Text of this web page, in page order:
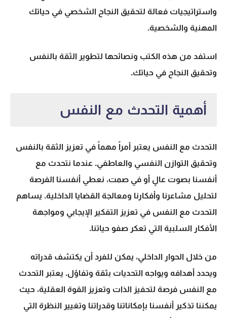
واستراتيجيات فعالة لتحقيق النجاح الشخصي في حياتك
المهنية والشخصية.
استفد من هذه الكتب ونصائحها لتطوير الثقة بالنفس
وتحقيق النجاح في حياتك.
أهمية التحدث مع النفس
التحدث مع النفس يعتبر أمراً مهماً في تعزيز الثقة بالنفس
وتحقيق التوازن النفسي والعاطفي. عندما نتحدث مع
أنفسنا بصوت عالٍ أو في صمت، نعطي أنفسنا الفرصة
لتحليل مشاعرنا وأفكارنا ومعالجة القضايا الداخلية. يساهم
التحدث مع النفس في تعزيز التفكير الإيجابي ومواجهة
الأفكار السلبية التي تعكر صفو حياتنا.
من خلال الحوار الداخلي، يمكن للفرد أن يكتشف قدراته
ويحدد أهدافه ويواجه التحديات بثقة وتفاؤل. يعتبر التحدث
مع النفس فرصة لتحفيز الذات وتعزيز القوة العقلية، حيث
يمكننا تذكير أنفسنا بإمكاناتنا وقدراتنا وتغيير النظرة التي